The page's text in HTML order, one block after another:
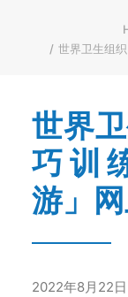
繁體
字型大小
世界卫生组
世界
巧训
游」
2022年8月22日